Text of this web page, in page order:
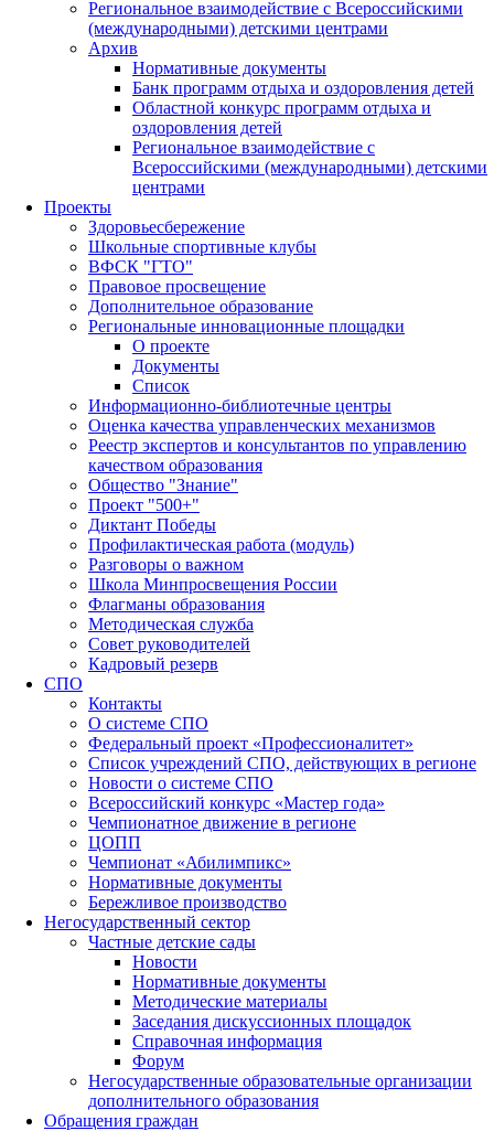
Региональное взаимодействие с Всероссийскими
(международными) детскими центрами
Архив
Нормативные документы
Банк программ отдыха и оздоровления детей
Областной конкурс программ отдыха и
оздоровления детей
Региональное взаимодействие с
Всероссийскими (международными) детскими
центрами
Проекты
Здоровьесбережение
Школьные спортивные клубы
ВФСК "ГТО"
Правовое просвещение
Дополнительное образование
Региональные инновационные площадки
О проекте
Документы
Список
Информационно-библиотечные центры
Оценка качества управленческих механизмов
Реестр экспертов и консультантов по управлению
качеством образования
Общество "Знание"
Проект "500+"
Диктант Победы
Профилактическая работа (модуль)
Разговоры о важном
Школа Минпросвещения России
Флагманы образования
Методическая служба
Совет руководителей
Кадровый резерв
СПО
Контакты
О системе СПО
Федеральный проект «Профессионалитет»
Список учреждений СПО, действующих в регионе
Новости о системе СПО
Всероссийский конкурс «Мастер года»
Чемпионатное движение в регионе
ЦОПП
Чемпионат «Абилимпикс»
Нормативные документы
Бережливое производство
Негосударственный сектор
Частные детские сады
Новости
Нормативные документы
Методические материалы
Заседания дискуссионных площадок
Справочная информация
Форум
Негосударственные образовательные организации
дополнительного образования
Обращения граждан